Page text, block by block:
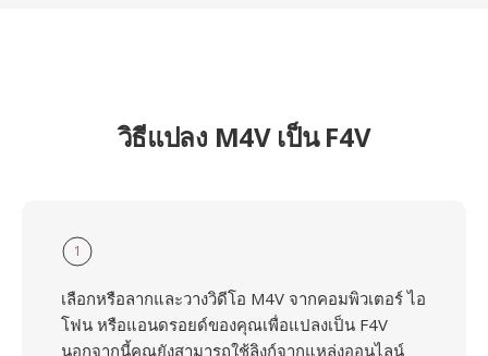
วิธีแปลง M4V เป็น F4V
1
เลือกหรือลากและวางวิดีโอ M4V จากคอมพิวเตอร์ ไอ
โฟน หรือแอนดรอยด์ของคุณเพื่อแปลงเป็น F4V
นอกจากนี้คุณยังสามารถใช้ลิงก์จากแหล่งออนไลน์